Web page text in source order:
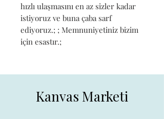
hızlı ulaşmasını en az sizler kadar
istiyoruz ve buna çaba sarf
ediyoruz.; ; Memnuniyetiniz bizim
için esastır.;
Kanvas Marketi